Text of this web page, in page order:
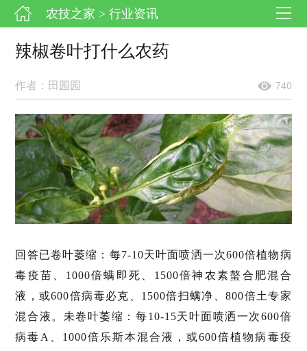
农技之家 > 行业资讯
辣椒卷叶打什么农药
作者：田园园 740
回答已卷叶萎缩：每7-10天叶面喷洒一次600倍植物病
毒疫苗、1000倍螨即死、1500倍神农素螯合肥混合
液，或600倍病毒必克、1500倍扫螨净、800倍土专家
混合液。未卷叶萎缩：每10-15天叶面喷洒一次600倍
病毒A、1000倍乐斯本混合液，或600倍植物病毒疫